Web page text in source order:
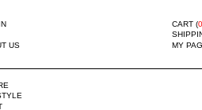
US
CART (0
MY